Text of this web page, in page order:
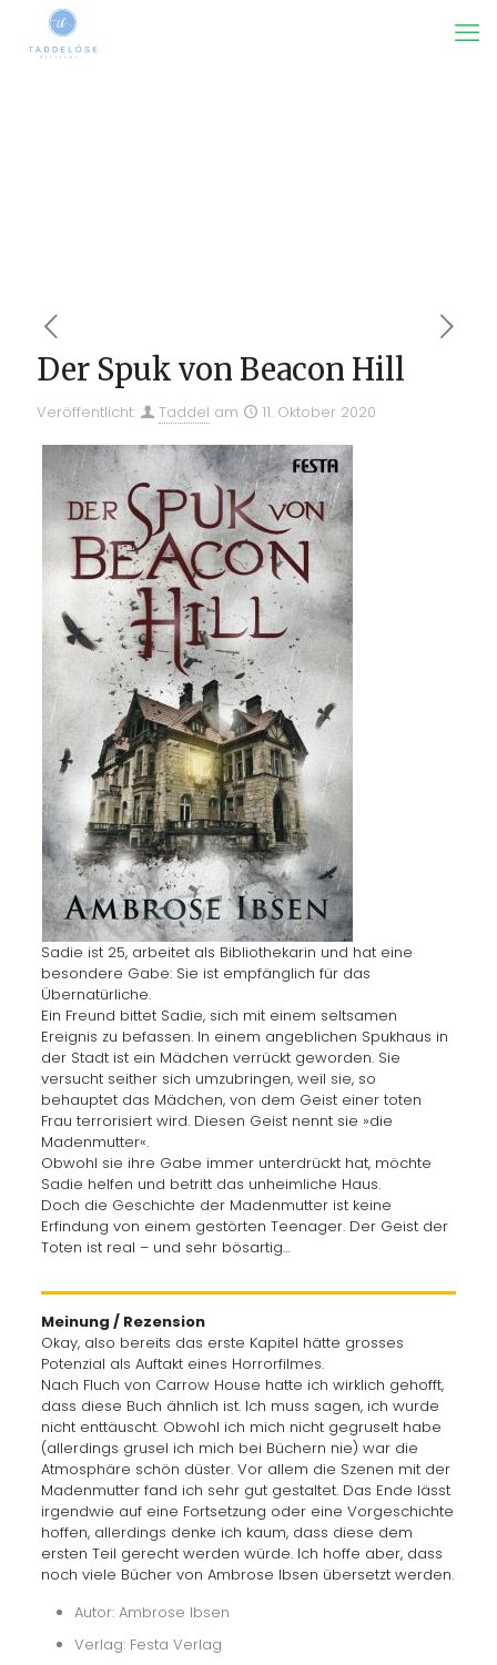
Der Spuk von Beacon Hill
Veröffentlicht: Taddel am 11. Oktober 2020
Sadie ist 25, arbeitet als Bibliothekarin und hat eine
besondere Gabe: Sie ist empfänglich für das
Übernatürliche.
Ein Freund bittet Sadie, sich mit einem seltsamen
Ereignis zu befassen. In einem angeblichen Spukhaus in
der Stadt ist ein Mädchen verrückt geworden. Sie
versucht seither sich umzubringen, weil sie, so
behauptet das Mädchen, von dem Geist einer toten
Frau terrorisiert wird. Diesen Geist nennt sie »die
Madenmutter«.
Obwohl sie ihre Gabe immer unterdrückt hat, möchte
Sadie helfen und betritt das unheimliche Haus.
Doch die Geschichte der Madenmutter ist keine
Erfindung von einem gestörten Teenager. Der Geist der
Toten ist real – und sehr bösartig…
Meinung / Rezension
Okay, also bereits das erste Kapitel hätte grosses
Potenzial als Auftakt eines Horrorfilmes.
Nach Fluch von Carrow House hatte ich wirklich gehofft,
dass diese Buch ähnlich ist. Ich muss sagen, ich wurde
nicht enttäuscht. Obwohl ich mich nicht gegruselt habe
(allerdings grusel ich mich bei Büchern nie) war die
Atmosphäre schön düster. Vor allem die Szenen mit der
Madenmutter fand ich sehr gut gestaltet. Das Ende lässt
irgendwie auf eine Fortsetzung oder eine Vorgeschichte
hoffen, allerdings denke ich kaum, dass diese dem
ersten Teil gerecht werden würde. Ich hoffe aber, dass
noch viele Bücher von Ambrose Ibsen übersetzt werden.
Autor: Ambrose Ibsen
Verlag: Festa Verlag